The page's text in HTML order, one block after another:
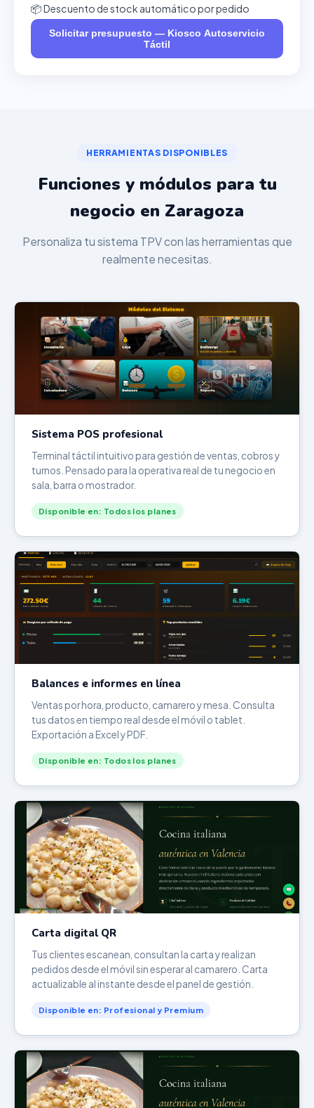
📦 Descuento de stock automático por pedido
Solicitar presupuesto — Kiosco Autoservicio
Táctil
HERRAMIENTAS DISPONIBLES
Funciones y módulos para tu
negocio en Zaragoza
Personaliza tu sistema TPV con las herramientas que
realmente necesitas.
Sistema POS profesional
Terminal táctil intuitivo para gestión de ventas, cobros y
turnos. Pensado para la operativa real de tu negocio en
sala, barra o mostrador.
Disponible en: Todos los planes
Balances e informes en línea
Ventas por hora, producto, camarero y mesa. Consulta
tus datos en tiempo real desde el móvil o tablet.
Exportación a Excel y PDF.
Disponible en: Todos los planes
Carta digital QR
Tus clientes escanean, consultan la carta y realizan
pedidos desde el móvil sin esperar al camarero. Carta
actualizable al instante desde el panel de gestión.
Disponible en: Profesional y Premium